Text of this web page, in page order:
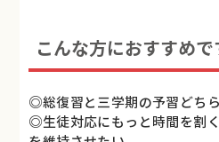
こんな方におすすめで
◎総復習と三学期の予習どち
◎生徒対応にもっと時間を割